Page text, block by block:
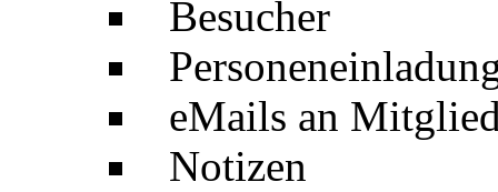
Besucher
eMails an
Notizen